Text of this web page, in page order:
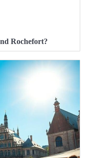
Rochefort?